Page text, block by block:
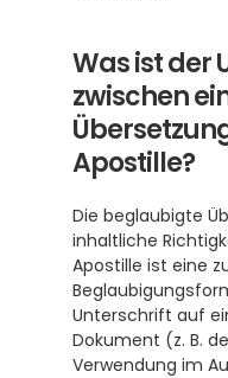
Was ist der
zwischen
Apostille?
Die beglaubigte
inhaltliche
Apostille ist eine
Unterschrift auf
Dokument (z. B.
Verwendung im